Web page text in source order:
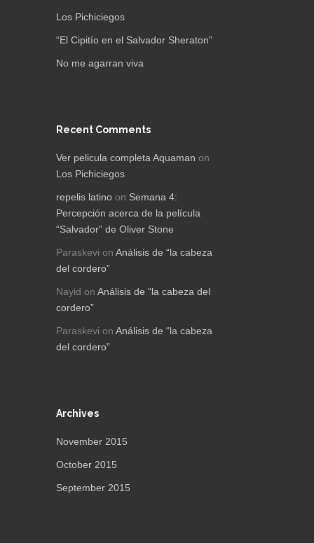
Los Pichiciegos
“El Cipitío en el Salvador Sheraton”
No me agarran viva
Recent Comments
Ver pelicula completa Aquaman on
Los Pichiciegos
repelis latino on Semana 4:
Percepción acerca de la película
“Salvador” de Oliver Stone
Paraskevi on Análisis de “la cabeza
del cordero”
Nayid on Análisis de “la cabeza del
cordero”
Paraskevi on Análisis de “la cabeza
del cordero”
Archives
November 2015
October 2015
September 2015